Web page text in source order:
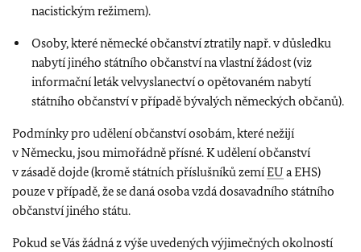
nacistickým režimem).
Osoby, které německé občanství ztratily např. v důsledku
nabytí jiného státního občanství na vlastní žádost (viz
informační leták velvyslanectví o opětovaném nabytí
státního občanství v případě bývalých německých občanů).
Podmínky pro udělení občanství osobám, které nežijí
v Německu, jsou mimořádně přísné. K udělení občanství
v zásadě dojde (kromě státních příslušníků zemíEU a EHS)
pouze v případě, že se daná osoba vzdá dosavadního státního
občanství jiného státu.
Pokud se Vás žádná z výše uvedených výjimečných okolností